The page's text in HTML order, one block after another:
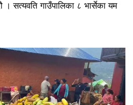
। सत्यवति गाउँपालिका ८ भार्सेका यम